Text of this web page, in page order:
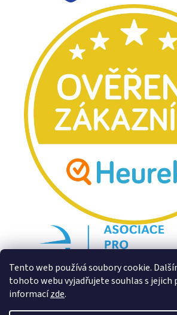
Tento web používá soubory cookie.
tohoto webu vyjadřujete souhlas s jejich
informacízde.